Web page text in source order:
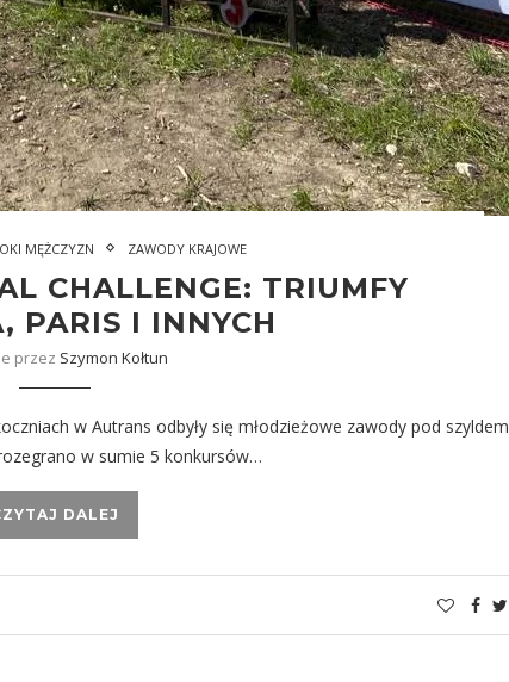
MĘŻCZYZN ZAWODY KRAJOWE
CHALLENGE: TRIUMFY
PARIS I INNYCH
przez Szymon Kołtun
w Autrans odbyły się młodzieżowe zawody pod szyldem
w sumie 5 konkursów…
DALEJ